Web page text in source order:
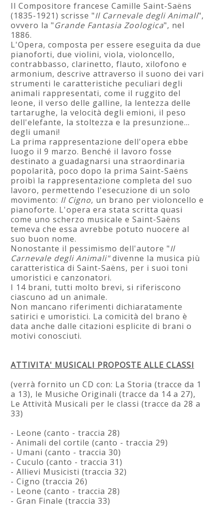
Il Compositore francese Camille Saint-Saëns
(1835-1921) scrisse "Il Carnevale degli Animali",
ovvero la "Grande Fantasia Zoologica", nel
1886.
L'Opera, composta per essere eseguita da due
pianoforti, due violini, viola, violoncello,
contrabbasso, clarinetto, flauto, xilofono e
armonium, descrive attraverso il suono dei vari
strumenti le caratteristiche peculiari degli
animali rappresentati, come il ruggito del
leone, il verso delle galline, la lentezza delle
tartarughe, la velocità degli emioni, il peso
dell'elefante, la stoltezza e la presunzione...
degli umani!
La prima rappresentazione dell'opera ebbe
luogo il 9 marzo. Benché il lavoro fosse
destinato a guadagnarsi una straordinaria
popolarità, poco dopo la prima Saint-Saëns
proibì la rappresentazione completa del suo
lavoro, permettendo l'esecuzione di un solo
movimento: Il Cigno, un brano per violoncello e
pianoforte. L'opera era stata scritta quasi
come uno scherzo musicale e Saint-Saëns
temeva che essa avrebbe potuto nuocere al
suo buon nome.
Nonostante il pessimismo dell'autore "Il
Carnevale degli Animali"divenne la musica più
caratteristica di Saint-Saëns, per i suoi toni
umoristici e canzonatori.
I 14 brani, tutti molto brevi, si riferiscono
ciascuno ad un animale.
Non mancano riferimenti dichiaratamente
satirici e umoristici. La comicità del brano è
data anche dalle citazioni esplicite di brani o
motivi conosciuti.
ATTIVITA' MUSICALI PROPOSTE ALLE CLASSI
(verrà fornito un CD con: La Storia (tracce da 1
a 13), le Musiche Originali (tracce da 14 a 27),
Le Attività Musicali per le classi (tracce da 28 a
33)
- Leone (canto - traccia 28)
- Animali del cortile (canto - traccia 29)
- Umani (canto - traccia 30)
- Cuculo (canto - traccia 31)
- Allievi Musicisti (traccia 32)
- Cigno (traccia 26)
- Leone (canto - traccia 28)
- Gran Finale (traccia 33)